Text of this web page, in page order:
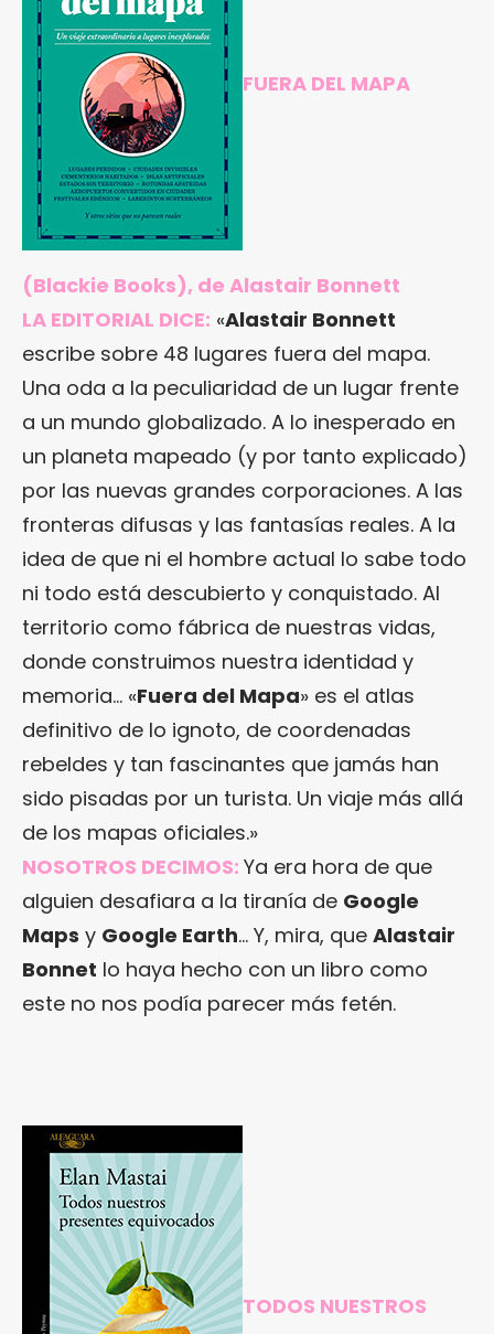
FUERA DEL MAPA
(Blackie Books), de Alastair Bonnett
LA EDITORIAL DICE: «Alastair Bonnett
escribe sobre 48 lugares fuera del mapa.
Una oda a la peculiaridad de un lugar frente
a un mundo globalizado. A lo inesperado en
un planeta mapeado (y por tanto explicado)
por las nuevas grandes corporaciones. A las
fronteras difusas y las fantasías reales. A la
idea de que ni el hombre actual lo sabe todo
ni todo está descubierto y conquistado. Al
territorio como fábrica de nuestras vidas,
donde construimos nuestra identidad y
memoria… «Fuera del Mapa» es el atlas
definitivo de lo ignoto, de coordenadas
rebeldes y tan fascinantes que jamás han
sido pisadas por un turista. Un viaje más allá
de los mapas oficiales.»
NOSOTROS DECIMOS: Ya era hora de que
alguien desafiara a la tiranía de Google
Maps y Google Earth… Y, mira, que Alastair
Bonnet lo haya hecho con un libro como
este no nos podía parecer más fetén.
TODOS NUESTROS